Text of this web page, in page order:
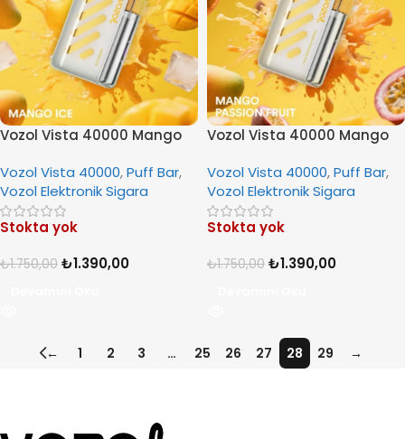
Vozol Vista 40000 Mango
Vozol Vista 40000,Puff Bar,
Vozol Elektronik Sigara
Stokta yok
₺1.750,00 ₺1.390,00
Vozol Vista 40000 Mango
Vozol Vista 40000,Puff Bar,
Vozol Elektronik Sigara
Stokta yok
₺1.750,00 ₺1.390,00
← 1 2 3 … 25 26 27 28 29 →